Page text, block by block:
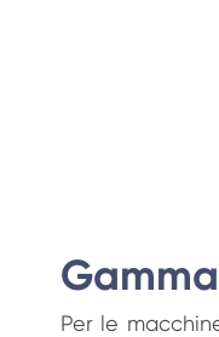
Per le